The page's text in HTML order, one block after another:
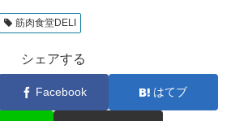
筋肉食堂DELI
シェアする
Facebook はてブ